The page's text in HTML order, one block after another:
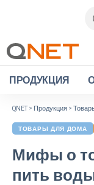
ПРОДУКЦИЯ
QNET> Продукция >
ТОВАРЫ ДЛЯ ДОМА
Мифы о
пить